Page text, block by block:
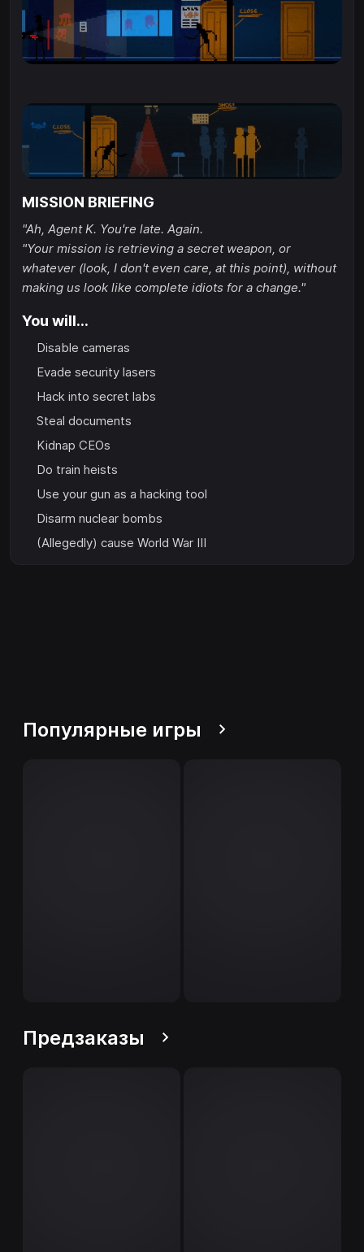
MISSION BRIEFING
"Ah, Agent K. You're late. Again.
"Your mission is retrieving a secret weapon, or
whatever (look, I don't even care, at this point), without
making us look like complete idiots for a change."
You will...
Disable cameras
Evade security lasers
Hack into secret labs
Steal documents
Kidnap CEOs
Do train heists
Use your gun as a hacking tool
Disarm nuclear bombs
(Allegedly) cause World War III
Популярные игры
Предзаказы